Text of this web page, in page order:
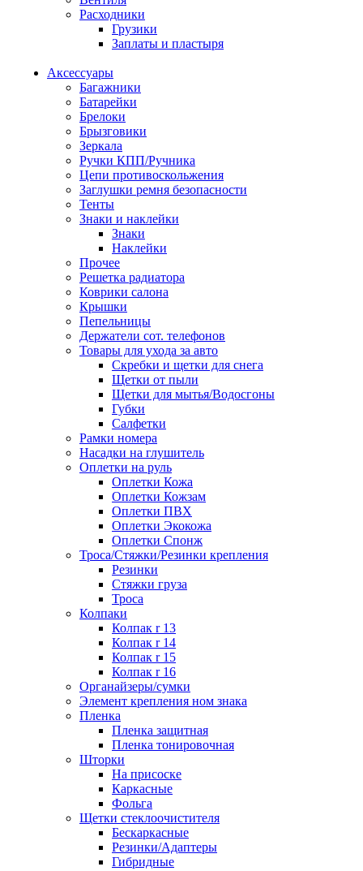
Расходники
Грузики
Заплаты и пластыря
Аксессуары
Багажники
Батарейки
Брелоки
Брызговики
Зеркала
Ручки КПП/Ручника
Цепи противоскольжения
Заглушки ремня безопасности
Тенты
Знаки и наклейки
Знаки
Наклейки
Прочее
Решетка радиатора
Коврики салона
Крышки
Пепельницы
Держатели сот. телефонов
Товары для ухода за авто
Скребки и щетки для снега
Щетки от пыли
Щетки для мытья/Водосгоны
Губки
Салфетки
Рамки номера
Насадки на глушитель
Оплетки на руль
Оплетки Кожа
Оплетки Кожзам
Оплетки ПВХ
Оплетки Экокожа
Оплетки Спонж
Троса/Стяжки/Резинки крепления
Резинки
Стяжки груза
Троса
Колпаки
Колпак r 13
Колпак r 14
Колпак r 15
Колпак r 16
Органайзеры/сумки
Элемент крепления ном знака
Пленка
Пленка защитная
Пленка тонировочная
Шторки
На присоске
Каркасные
Фольга
Щетки стеклоочистителя
Бескаркасные
Резинки/Адаптеры
Гибридные